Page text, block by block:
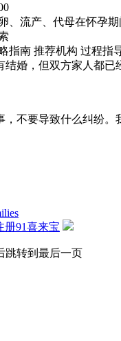
、流产、代母在怀孕期
指南 推荐机构 过程指
婚，但双方家人都
不要导致什么纠纷。
册91喜来宝
跳转到最后一页